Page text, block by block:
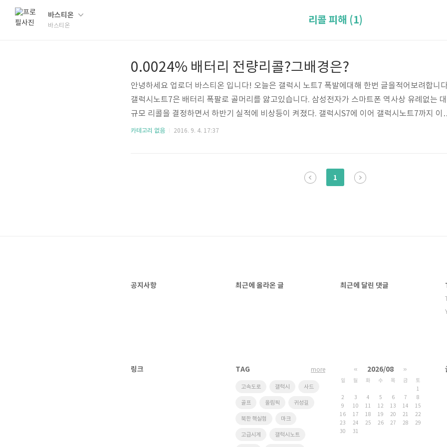
바스티온
바스티온 리콜 피해 (1)
0.0024% 배터리 전량리콜?그배경은?
안녕하세요 업로더 바스티온 입니다! 오늘은 갤럭시 노트7 폭발에대해 한번 글을적어보려합니
갤럭시노트7은 배터리 폭팔로 골머리를 앓고있습니다. 삼성전자가 스마트폰 역사상 유례없는 대
규모 리콜을 결정하면서 하반기 실적에 비상등이 켜졌다. 갤럭시S7에 이어 갤럭시노트7까지 이
지던 훈풍도 마감됐습니다.. 다만, 삼성의 신속하고 과감한 조치에 대해 '삼성만이 할 수 있는 용
7에 대해 지난 2일 배터리 결함을 공식 확인했습니다. 이에 한국을 비롯해 미국, 캐나다, 호주 등 1
0개국에서 이미 판매된 150만대를 포함해 대리점 재고..
카테고리 없음 2016. 9. 4. 17:37
1
공지사항 최근에 올라온 글 최근에 달린 댓글
링크 TAG
고속도로 갤럭시 사드
골프 올림픽 귀성길
북한 핵실험 마크
고급시계 갤럭시노트
more « 2026/08 »
일 월 화 수 목 금
토
1
2
3 4 5 6 7
8
9
10 11 12 13 14
15
16
17 18 19 20 21
22
23
24 25 26 27 28
29
30
31